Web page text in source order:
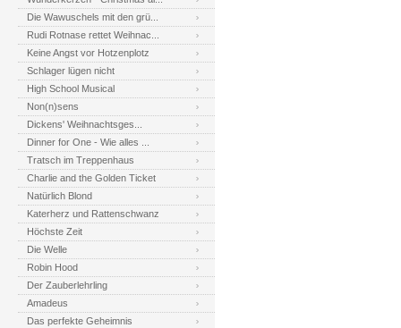
Die Wawuschels mit den grü...
Rudi Rotnase rettet Weihnac...
Keine Angst vor Hotzenplotz
Schlager lügen nicht
High School Musical
Non(n)sens
Dickens' Weihnachtsges...
Dinner for One - Wie alles ...
Tratsch im Treppenhaus
Charlie and the Golden Ticket
Natürlich Blond
Katerherz und Rattenschwanz
Höchste Zeit
Die Welle
Robin Hood
Der Zauberlehrling
Amadeus
Das perfekte Geheimnis